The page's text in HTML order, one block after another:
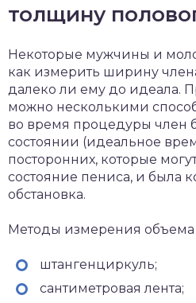
толщину
Некоторые мужчины и
как измерить ширину
далеко ли ему до идеала.
можно несколькими
во время процедуры член
состоянии (идеальное
посторонних, которые
состояние пениса, и была
обстановка.
Методы измерения объема
штангенциркуль;
сантиметровая лента;